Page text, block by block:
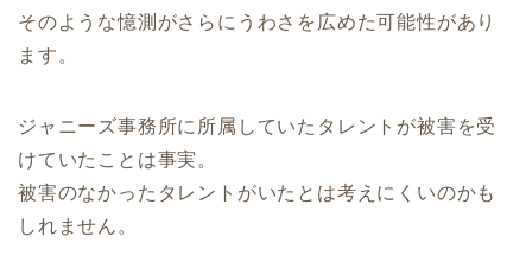
そのような憶測がさらにうわさを広めた可能性があり
ます。
ジャニーズ事務所に所属していたタレントが被害を受
けていたことは事実。
被害のなかったタレントがいたとは考えにくいのかも
しれません。